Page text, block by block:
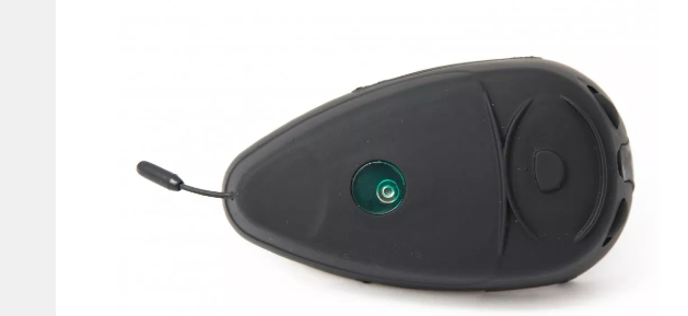
Грузики руля
Мото сумки Wolfman для
Тубус для инструментов
Защита рук
Диктофоны и рекордеры